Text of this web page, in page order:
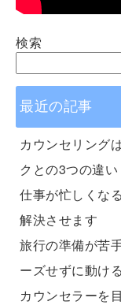
検索
最近の記事
カウンセリング
クとの3つの違い
仕事が忙しくな
解決させます
旅行の準備が苦
ーズせずに動け
カウンセラーを